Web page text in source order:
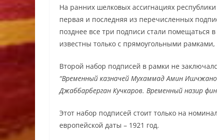
На ранних шелковых ассигнациях
первая и последняя из перечисленных
позднее все три подписи стали помещаться
известны только с прямоугольными
Второй набор подписей в рамки не
“Временный казначей Мухаммад Амин
Джаббарберган Кучкаров. Временный назир
Этот набор подписей стоит только на
европейской даты – 1921 год.